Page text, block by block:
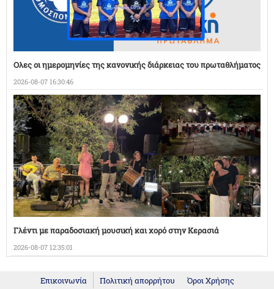
Ολες οι ημερομηνίες της κανονικής διάρκειας του πρωταθλήματος
2026-08-07 16:30:46
Γλέντι με παραδοσιακή μουσική και χορό στην Κερασιά
2026-08-07 12:35:01
Επικοινωνία Πολιτική απορρήτου Όροι Χρήσης